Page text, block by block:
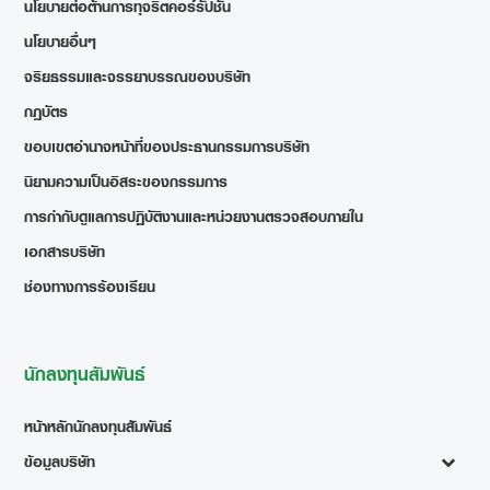
นโยบายต่อต้านการทุจริตคอร์รัปชั่น
นโยบายอื่นๆ
จริยธรรมและจรรยาบรรณของบริษัท
กฎบัตร
ขอบเขตอำนาจหน้าที่ของประธานกรรมการบริษัท
นิยามความเป็นอิสระของกรรมการ
การกำกับดูแลการปฏิบัติงานและหน่วยงานตรวจสอบภายใน
เอกสารบริษัท
ช่องทางการร้องเรียน
นักลงทุนสัมพันธ์
หน้าหลักนักลงทุนสัมพันธ์
ข้อมูลบริษัท